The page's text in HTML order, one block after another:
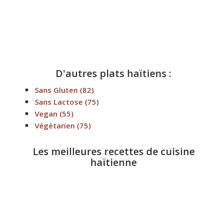
D'autres plats haïtiens :
Sans Gluten (82)
Sans Lactose (75)
Vegan (55)
Végétarien (75)
Les meilleures recettes de cuisine
haïtienne